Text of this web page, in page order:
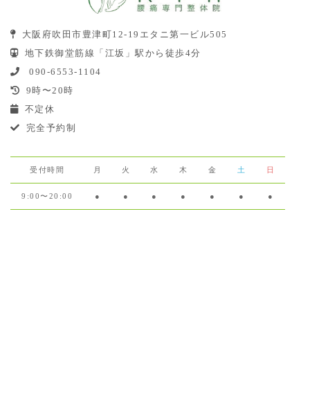
大阪府吹田市豊津町12-19エタニ第一ビル505
地下鉄御堂筋線「江坂」駅から徒歩4分
090-6553-1104
9時〜20時
不定休
完全予約制
受付時間 月 火 水 木 金 土 日
9:00〜20:00 ● ● ● ● ● ● ●